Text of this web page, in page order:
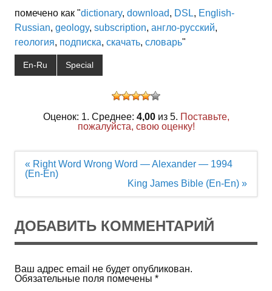
помечено как "dictionary, download, DSL, English-
Russian, geology, subscription, англо-русский,
геология, подписка, скачать, словарь"
En-Ru Special
Оценок: 1. Среднее: 4,00из 5. Поставьте,
пожалуйста, свою оценку!
Навигация
по
« Right Word Wrong Word — Alexander — 1994
(En-En)
King James Bible (En-En) »
ДОБАВИТЬ КОММЕНТАРИЙ
Ваш адрес email не будет опубликован.
Обязательные поля помечены *